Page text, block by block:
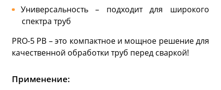
Универсальность – подходит для широкого
спектра труб
PRO-5 PB – это компактное и мощное решение для
качественной обработки труб перед сваркой!
Применение: